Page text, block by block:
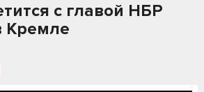
с главой НБР
Кремле